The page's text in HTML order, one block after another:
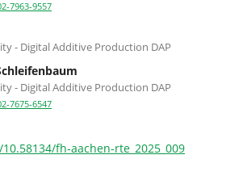
7963-9557
- Digital Additive Production DAP
- Digital Additive Production DAP
7675-6547
fh-aachen-rte_2025_009